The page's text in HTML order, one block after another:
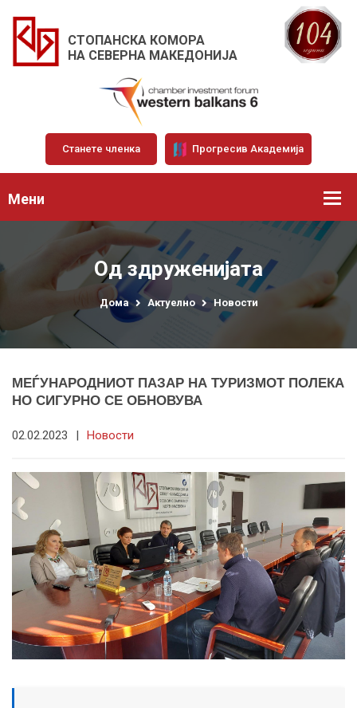
СТОПАНСКА КОМОРА
НА СЕВЕРНА МАКЕДОНИЈА
Станете членка Прогресив Академија
Мени
Од здруженијата
Дома Актуелно Новости
МЕЃУНАРОДНИОТ ПАЗАР НА ТУРИЗМОТ ПОЛЕКА
НО СИГУРНО СЕ ОБНОВУВА
02.02.2023 | Новости